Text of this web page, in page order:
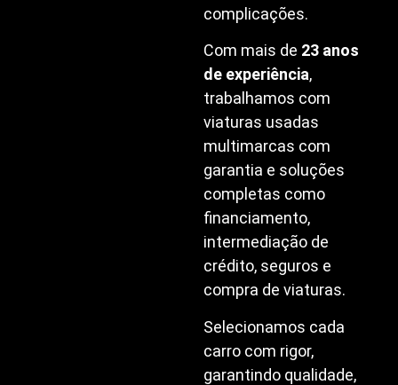
complicações.
Com mais de 23 anos
de experiência,
trabalhamos com
viaturas usadas
multimarcas com
garantia e soluções
completas como
financiamento,
intermediação de
crédito, seguros e
compra de viaturas.
Selecionamos cada
carro com rigor,
garantindo qualidade,